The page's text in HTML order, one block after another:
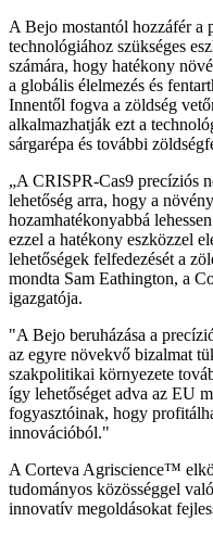
A Bejo mostantól hozzáfér a
technológiához szükséges
számára, hogy hatékony
a globális élelmezés és
Innentől fogva a zöldség
alkalmazhatják ezt a
sárgarépa és további
„A CRISPR-Cas9 precíziós
lehetőség arra, hogy a
hozamhatékonyabbá
ezzel a hatékony eszközzel
lehetőségek felfedezését a
mondta Sam Eathington, a
igazgatója.
"A Bejo beruházása a
az egyre növekvő bizalmat
szakpolitikai környezete
így lehetőséget adva az EU
fogyasztóinak, hogy
innovációból."
A Corteva Agriscience™
tudományos közösséggel
innovatív megoldásokat